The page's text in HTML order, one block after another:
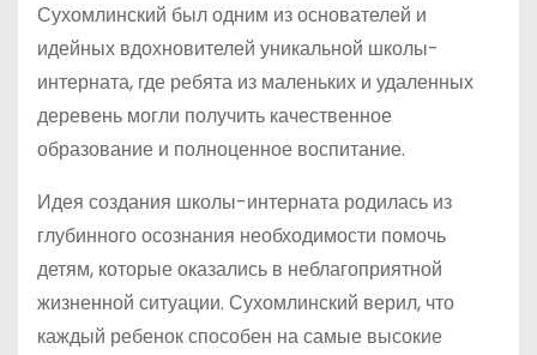
Сухомлинский был одним из основателей и
идейных вдохновителей уникальной школы-
интерната, где ребята из маленьких и удаленных
деревень могли получить качественное
образование и полноценное воспитание.
Идея создания школы-интерната родилась из
глубинного осознания необходимости помочь
детям, которые оказались в неблагоприятной
жизненной ситуации. Сухомлинский верил, что
каждый ребенок способен на самые высокие